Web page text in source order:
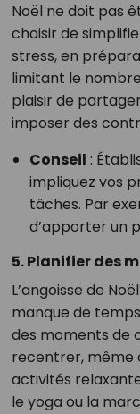
Noël ne doit pas
choisir de
stress, en
limitant le
plaisir de
imposer des
Conseil :
impliquez vos
tâches. Par
d’apporter un
5. Planifier des
L’angoisse de
manque de
des moments de
recentrer, même
activités
le yoga ou la